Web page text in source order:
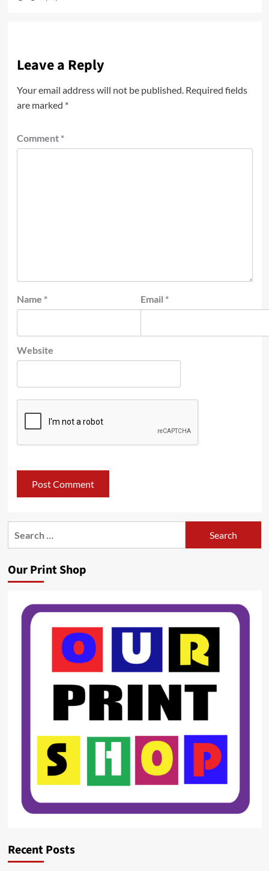
Leave a Reply
Your email address will not be published. Required fields
are marked *
Comment *
Name * Email *
Website
Our Print Shop
Recent Posts